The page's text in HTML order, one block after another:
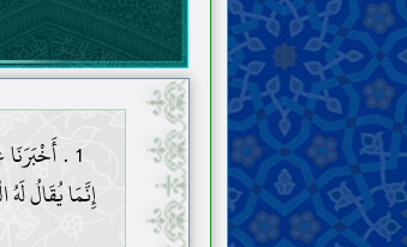
1 .
إِنَّمَا يُقَالُ